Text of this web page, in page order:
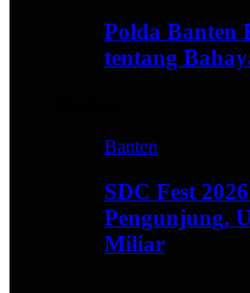
Polda Banten
tentang
Banten
SDC Fest
Pengunjung,
Miliar